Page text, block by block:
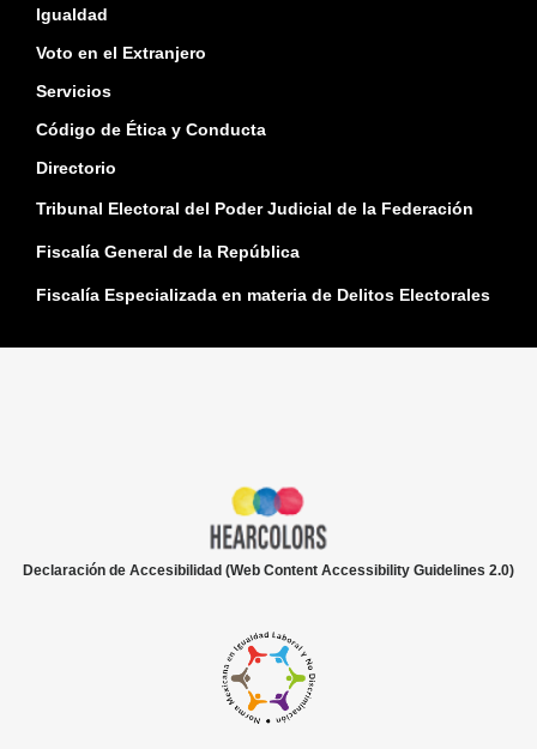
Igualdad
Voto en el Extranjero
Servicios
Código de Ética y Conducta
Directorio
Tribunal Electoral del Poder Judicial de la Federación
Fiscalía General de la República
Fiscalía Especializada en materia de Delitos Electorales
Declaración de Accesibilidad (Web Content Accessibility Guidelines 2.0)